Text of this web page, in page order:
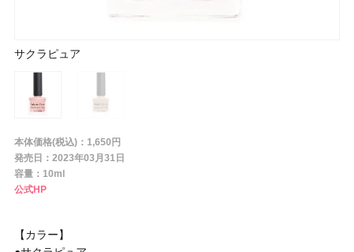
肌質
アイテム
・ 悩みなど
サクラピュア
ヌードシロップ
本体価格(税込)：1,650円
発売日：2023年03月31日
容量：10ml
公式HP
【カラー】